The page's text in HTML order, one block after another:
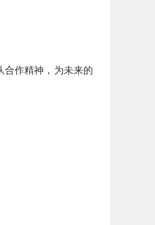
合作精神，为未来的